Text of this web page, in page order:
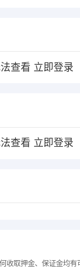
查看 立即登录
查看 立即登录
收取押金、保证金均有